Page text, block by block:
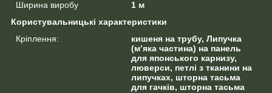
Ширина виробу
1 м
Користувальницькі характеристики
Кріплення:
кишеня на трубу, Липучка
(м’яка частина) на панель
для японського карнизу,
люверси, петлі з тканини на
липучках, шторна тасьма
для гачків, шторна тасьма